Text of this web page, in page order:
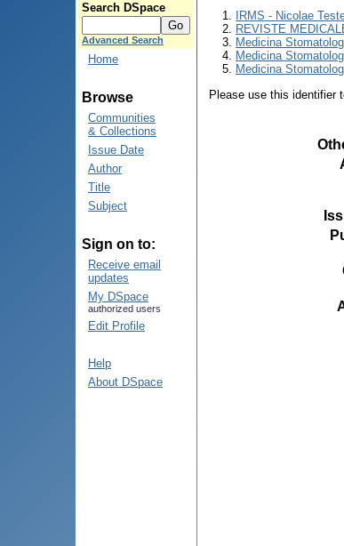
Search DSpace
Advanced Search
Home
Browse
Communities
& Collections
Issue Date
Author
Title
Subject
Sign on to:
Receive email
updates
My DSpace
authorized users
Edit Profile
Help
About DSpace
IRMS - Nicolae
REVISTE
Medicina
Medicina
Medicina
Please use this identifier